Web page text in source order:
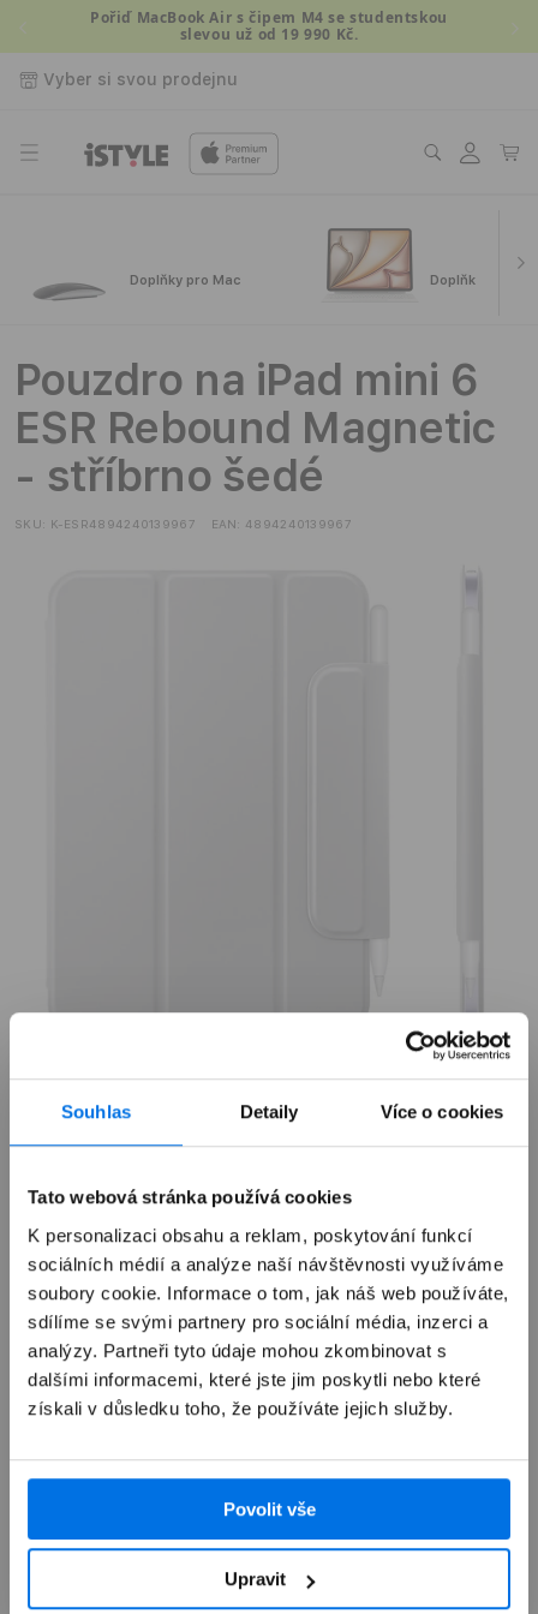
Souhlas Detaily Více o cookies
Tato webová stránka používá cookies
K personalizaci obsahu a reklam, poskytování funkcí
sociálních médií a analýze naší návštěvnosti využíváme
soubory cookie. Informace o tom, jak náš web používáte,
sdílíme se svými partnery pro sociální média, inzerci a
analýzy. Partneři tyto údaje mohou zkombinovat s
dalšími informacemi, které jste jim poskytli nebo které
získali v důsledku toho, že používáte jejich služby.
Povolit vše
Upravit
Přejít kPořiď MacBook Air s čipem M4 se studentskou
slevou už od 19 990 Kč.
Vyber si svou prodejnu
Přihlásit
se
Košík
Doplňky pro Mac Doplňky pro
Pouzdro na iPad mini 6
ESR Rebound Magnetic
- stříbrno šedé
SKU: K-ESR4894240139967 EAN: 4894240139967
Již není v prodeji
Výkup zařízení
Autorizovaný servis Apple
Možnosti doručení
Přehled